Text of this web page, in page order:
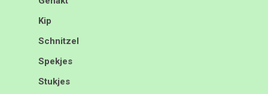
Kip
Schnitzel
Spekjes
Stukjes